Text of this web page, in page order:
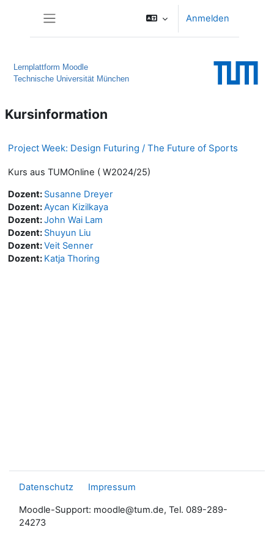
Anmelden
Lernplattform Moodle
Technische Universität München
Kursinformation
Project Week: Design Futuring / The Future of Sports
Kurs aus TUMOnline ( W2024/25)
Dozent: Susanne Dreyer
Dozent:Aycan Kizilkaya
Dozent:John Wai Lam
Dozent: Shuyun Liu
Dozent:Veit Senner
Dozent: Katja Thoring
Datenschutz Impressum
Moodle-Support: moodle@tum.de, Tel. 089-289-
24273